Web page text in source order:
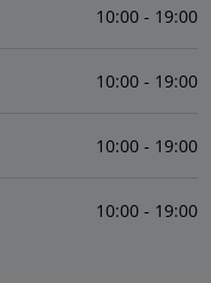
10:00 - 19:00
10:00 - 19:00
10:00 - 19:00
10:00 - 19:00